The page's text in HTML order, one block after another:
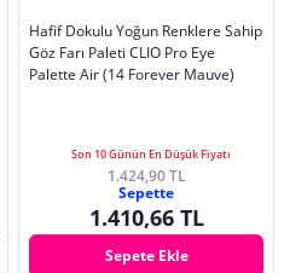
Hafif Dokulu Yoğun Renklere Sahip
Göz Farı Paleti CLIO Pro Eye
Palette Air (14 Forever Mauve)
Son 10 Günün En Düşük Fiyatı
1.424,90 TL
Sepette
1.410,66 TL
Sepete Ekle